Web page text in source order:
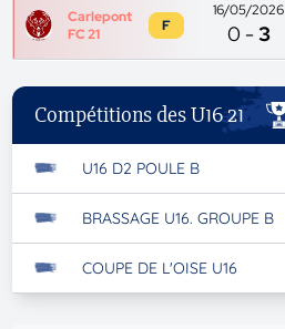
Carlepont
FC 21
F
16/05/2026
0 -3
Compétitions des U16 21
U16 D2 POULE B
BRASSAGE U16. GROUPE B
COUPE DE L'OISE U16